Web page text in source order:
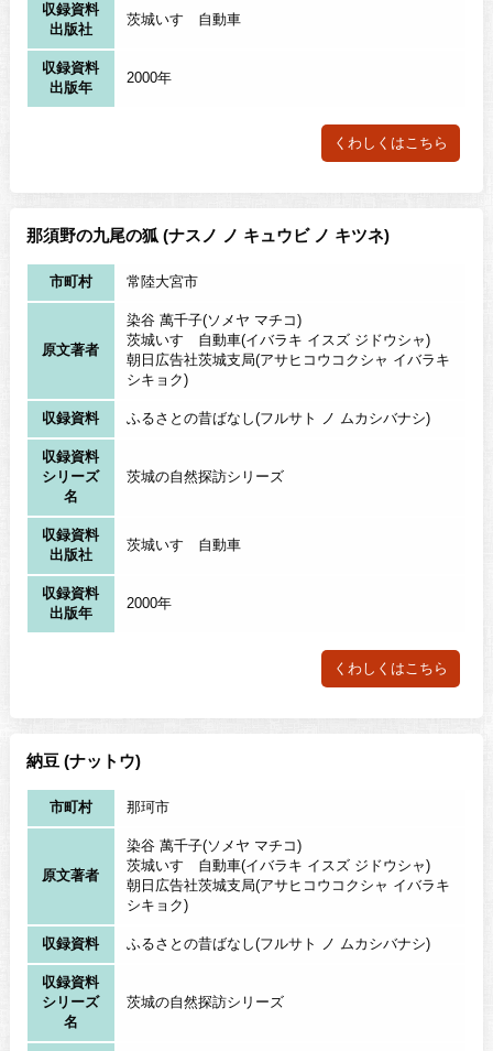
収録資料
出版社
茨城いすゞ自動車
収録資料
出版年
2000年
くわしくはこちら
那須野の九尾の狐 (ナスノ ノ キュウビ ノ キツネ)
市町村 常陸大宮市
原文著者
染谷 萬千子(ソメヤ マチコ)
茨城いすゞ自動車(イバラキ イスズ ジドウシャ)
朝日広告社茨城支局(アサヒコウコクシャ イバラキ
シキョク)
収録資料 ふるさとの昔ばなし(フルサト ノ ムカシバナシ)
収録資料
シリーズ
名
茨城の自然探訪シリーズ
収録資料
出版社
茨城いすゞ自動車
収録資料
出版年
2000年
くわしくはこちら
納豆 (ナットウ)
市町村 那珂市
原文著者
染谷 萬千子(ソメヤ マチコ)
茨城いすゞ自動車(イバラキ イスズ ジドウシャ)
朝日広告社茨城支局(アサヒコウコクシャ イバラキ
シキョク)
収録資料 ふるさとの昔ばなし(フルサト ノ ムカシバナシ)
収録資料
シリーズ
名
茨城の自然探訪シリーズ